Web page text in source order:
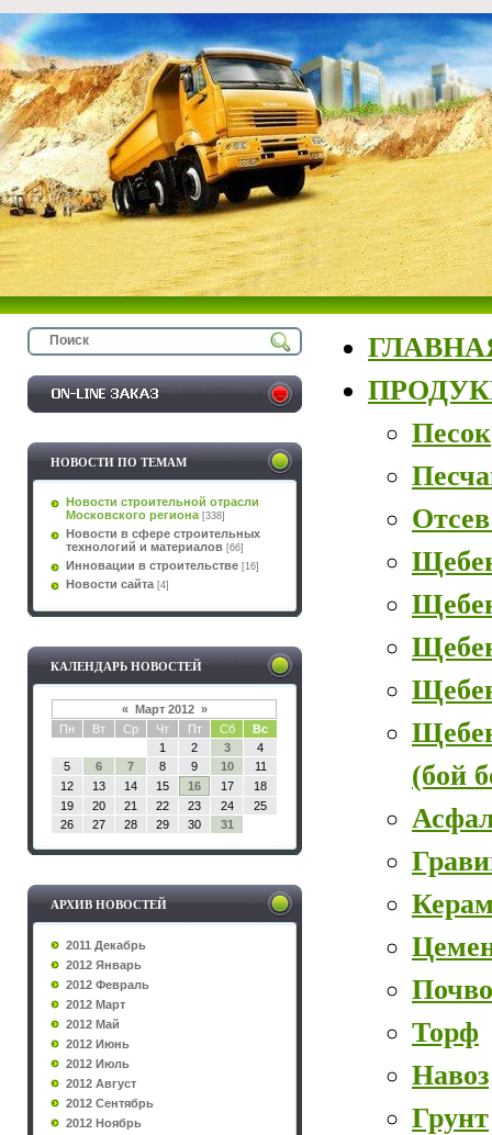
НОВОСТИ ПО ТЕМАМ
Новости строительной отрасли
Московского региона [338]
Новости в сфере строительных
технологий и материалов [66]
Инновации в строительстве [16]
Новости сайта [4]
КАЛЕНДАРЬ НОВОСТЕЙ
« Март 2012 »
Пн
Вт Ср Чт Пт Сб
Вс
1
2 3
4
5
6 7 8 9 10
11
12
13 14 15 16 17
18
19
20 21 22 23 24
25
26
27 28 29 30 31
АРХИВ НОВОСТЕЙ
2011 Декабрь
2012 Январь
2012 Февраль
2012 Март
2012 Май
2012 Июнь
2012 Июль
2012 Август
2012 Сентябрь
2012 Ноябрь
Песок
(бой
Торф
Навоз
Грунт